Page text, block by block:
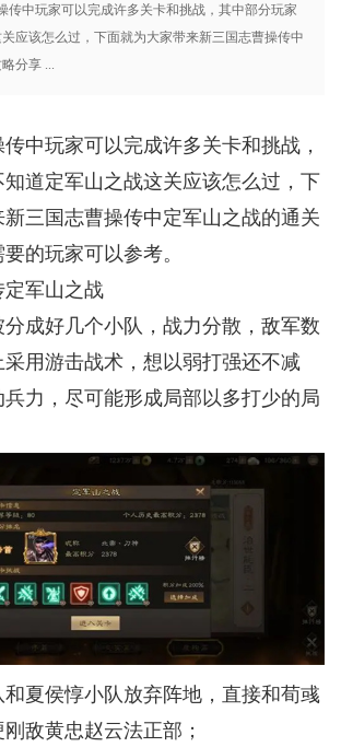
传中玩家可以完成许多关卡和挑战，其中部分玩家
应该怎么过，下面就为大家带来新三国志曹操传中
分享 ...
中玩家可以完成许多关卡和挑战，
道定军山之战这关应该怎么过，下
三国志曹操传中定军山之战的通关
的玩家可以参考。
定军山之战
成好几个小队，战力分散，敌军数
用游击战术，想以弱打强还不减
兵力，尽可能形成局部以多打少的局
夏侯惇小队放弃阵地，直接和荀彧
敌黄忠赵云法正部；